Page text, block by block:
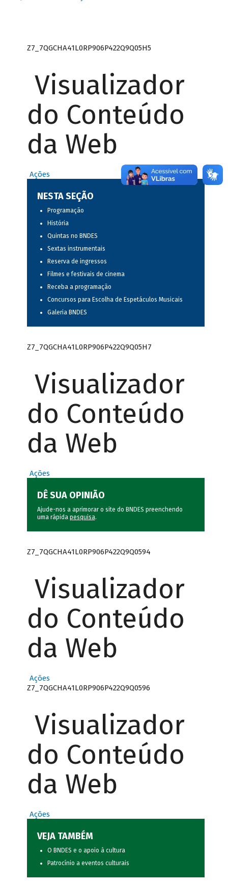
Z7_7QGCHA41L0RP906P422Q9Q05H5
Visualizador
do Conteúdo
da Web
Ações
NESTA SEÇÃO
Programação
História
Quintas no BNDES
Sextas instrumentais
Reserva de ingressos
Filmes e festivais de cinema
Receba a programação
Concursos para Escolha de Espetáculos Musicais
Galeria BNDES
Z7_7QGCHA41L0RP906P422Q9Q05H7
Visualizador
do Conteúdo
da Web
Ações
DÊ SUA OPINIÃO
Ajude-nos a aprimorar o site do BNDES preenchendo
uma rápida pesquisa.
Z7_7QGCHA41L0RP906P422Q9Q0594
Visualizador
do Conteúdo
da Web
Ações
Z7_7QGCHA41L0RP906P422Q9Q0596
Visualizador
do Conteúdo
da Web
Ações
VEJA TAMBÉM
O BNDES e o apoio à cultura
Patrocínio a eventos culturais